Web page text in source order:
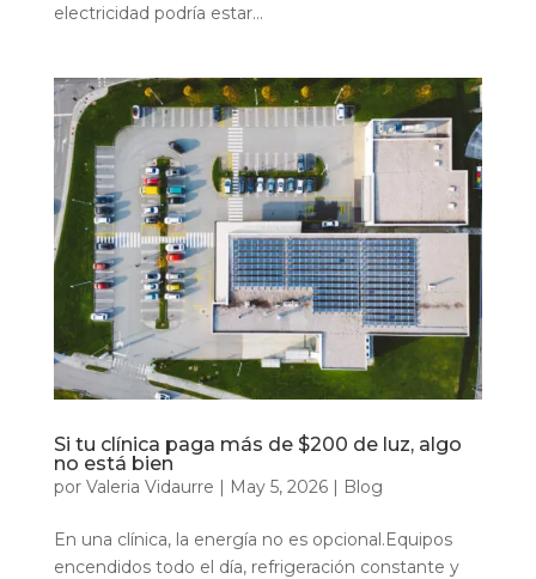
electricidad podría estar...
Si tu clínica paga más de $200 de luz, algo
no está bien
por Valeria Vidaurre | May 5, 2026| Blog
En una clínica, la energía no es opcional.Equipos
encendidos todo el día, refrigeración constante y